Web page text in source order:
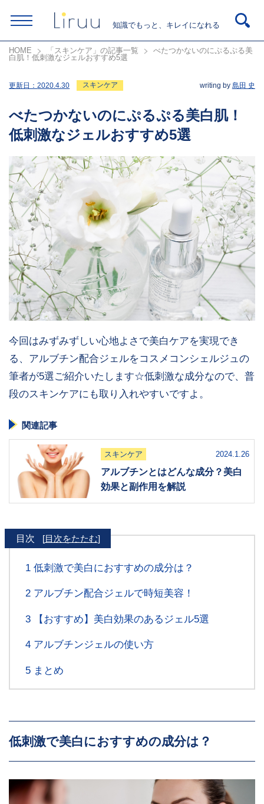
知識でもっと、キレイになれる
HOME 「スキンケア」の記事一覧
べたつかないのにぷるぷる美
白肌！低刺激なジェルおすすめ5選
更新日：2020.4.30 スキンケア writing by 島田 史
べたつかないのにぷるぷる美白肌！
低刺激なジェルおすすめ5選
今回はみずみずしい心地よさで美白ケアを実現でき
る、アルブチン配合ジェルをコスメコンシェルジュの
筆者が5選ご紹介いたします☆低刺激な成分なので、普
段のスキンケアにも取り入れやすいですよ。
関連記事
スキンケア 2024.1.26
アルブチンとはどんな成分？美白
効果と副作用を解説
目次 [目次をたたむ]
1低刺激で美白におすすめの成分は？
2アルブチン配合ジェルで時短美容！
3【おすすめ】美白効果のあるジェル5選
4アルブチンジェルの使い方
5まとめ
低刺激で美白におすすめの成分は？